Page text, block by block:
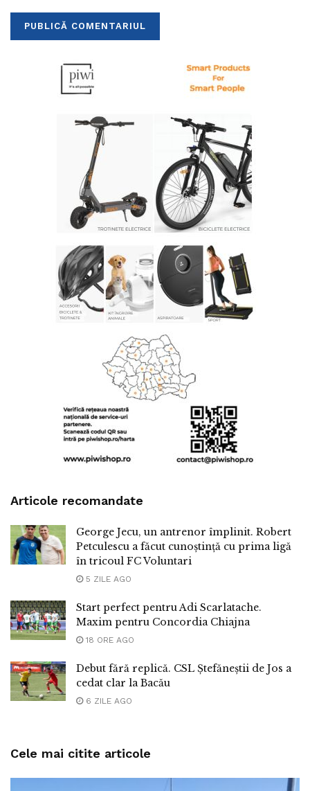
Articole recomandate
George Jecu, un antrenor împlinit. Robert
Petculescu a făcut cunoștință cu prima ligă
în tricoul FC Voluntari
5 ZILE AGO
Start perfect pentru Adi Scarlatache.
Maxim pentru Concordia Chiajna
18 ORE AGO
Debut fără replică. CSL Ștefăneștii de Jos a
cedat clar la Bacău
6 ZILE AGO
Cele mai citite articole